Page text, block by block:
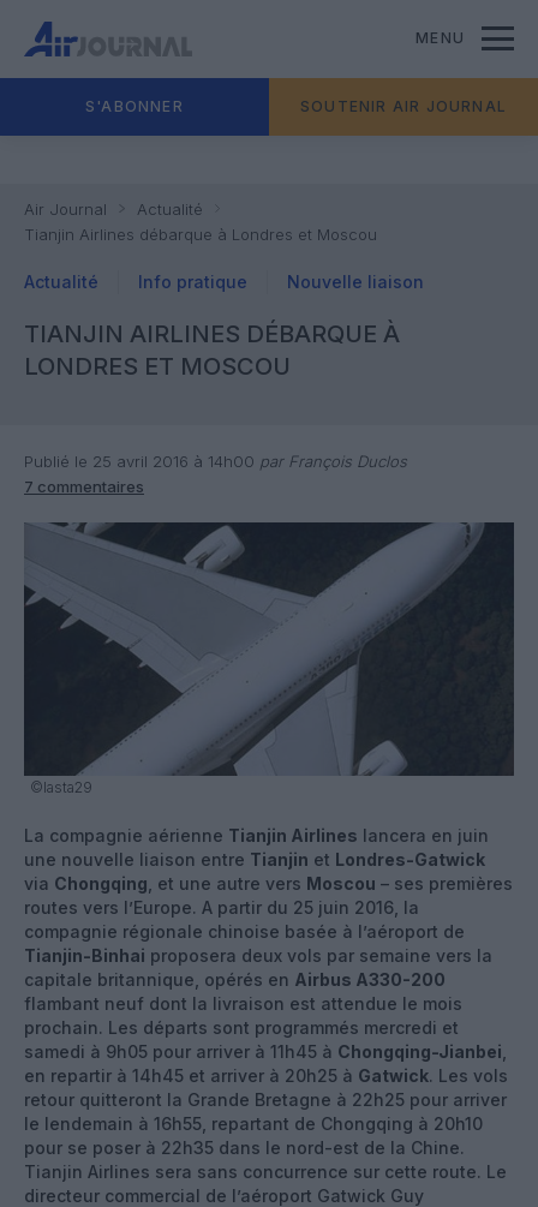
MENU
S'ABONNER SOUTENIR AIR JOURNAL
Air Journal
Actualité
Tianjin Airlines débarque à Londres et Moscou
Actualité Info pratique Nouvelle liaison
TIANJIN AIRLINES DÉBARQUE À
LONDRES ET MOSCOU
Publié le 25 avril 2016 à 14h00 par François Duclos
7 commentaires
©lasta29
La compagnie aérienne Tianjin Airlines lancera en juin
une nouvelle liaison entre Tianjin et Londres-Gatwick
via Chongqing , et une autre vers Moscou – ses premières
routes vers l’Europe. A partir du 25 juin 2016, la
compagnie régionale chinoise basée à l’aéroport de
Tianjin-Binhai proposera deux vols par semaine vers la
capitale britannique, opérés en Airbus A330-200
flambant neuf dont la livraison est attendue le mois
prochain. Les départs sont programmés mercredi et
samedi à 9h05 pour arriver à 11h45 à Chongqing-Jianbei
en repartir à 14h45 et arriver à 20h25 à Gatwick. Les vols
retour quitteront la Grande Bretagne à 22h25 pour arriver
le lendemain à 16h55, repartant de Chongqing à 20h10
pour se poser à 22h35 dans le nord-est de la Chine.
Tianjin Airlines sera sans concurrence sur cette route. Le
directeur commercial de l’aéroport Gatwick Guy